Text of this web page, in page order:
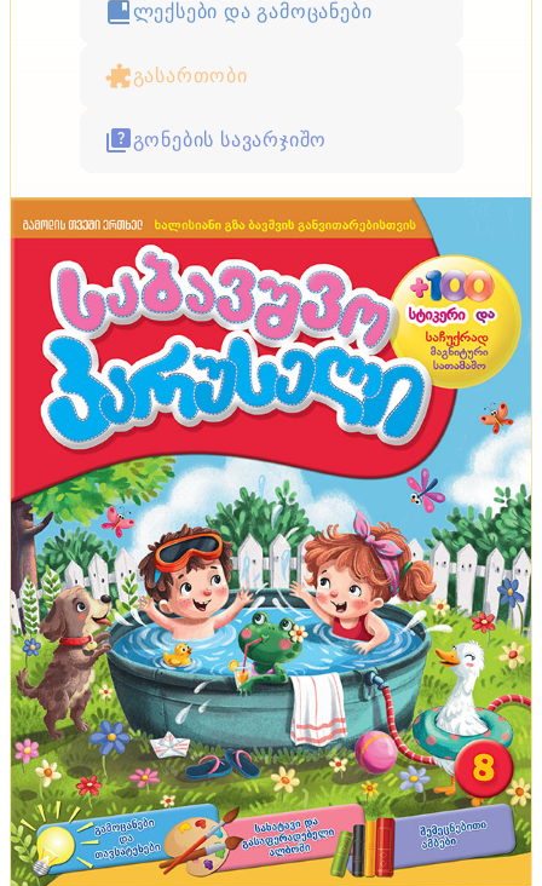
ლექსები და გამოცანები
გასართობი
გონების სავარჯიშო